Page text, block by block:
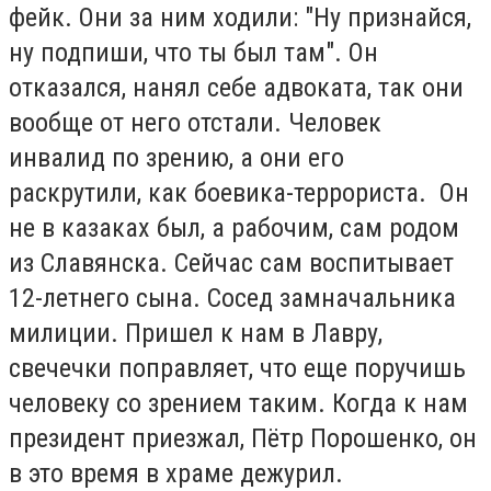
фейк. Они за ним ходили: "Ну признайся,
ну подпиши, что ты был там". Он
отказался, нанял себе адвоката, так они
вообще от него отстали. Человек
инвалид по зрению, а они его
раскрутили, как боевика-террориста. Он
не в казаках был, а рабочим, сам родом
из Славянска. Сейчас сам воспитывает
12-летнего сына. Сосед замначальника
милиции. Пришел к нам в Лавру,
свечечки поправляет, что еще поручишь
человеку со зрением таким. Когда к нам
президент приезжал, Пётр Порошенко, он
в это время в храме дежурил.